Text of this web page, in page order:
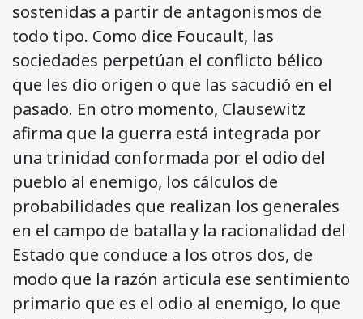
sostenidas a partir de antagonismos de
todo tipo. Como dice Foucault, las
sociedades perpetúan el conflicto bélico
que les dio origen o que las sacudió en el
pasado. En otro momento, Clausewitz
afirma que la guerra está integrada por
una trinidad conformada por el odio del
pueblo al enemigo, los cálculos de
probabilidades que realizan los generales
en el campo de batalla y la racionalidad del
Estado que conduce a los otros dos, de
modo que la razón articula ese sentimiento
primario que es el odio al enemigo, lo que